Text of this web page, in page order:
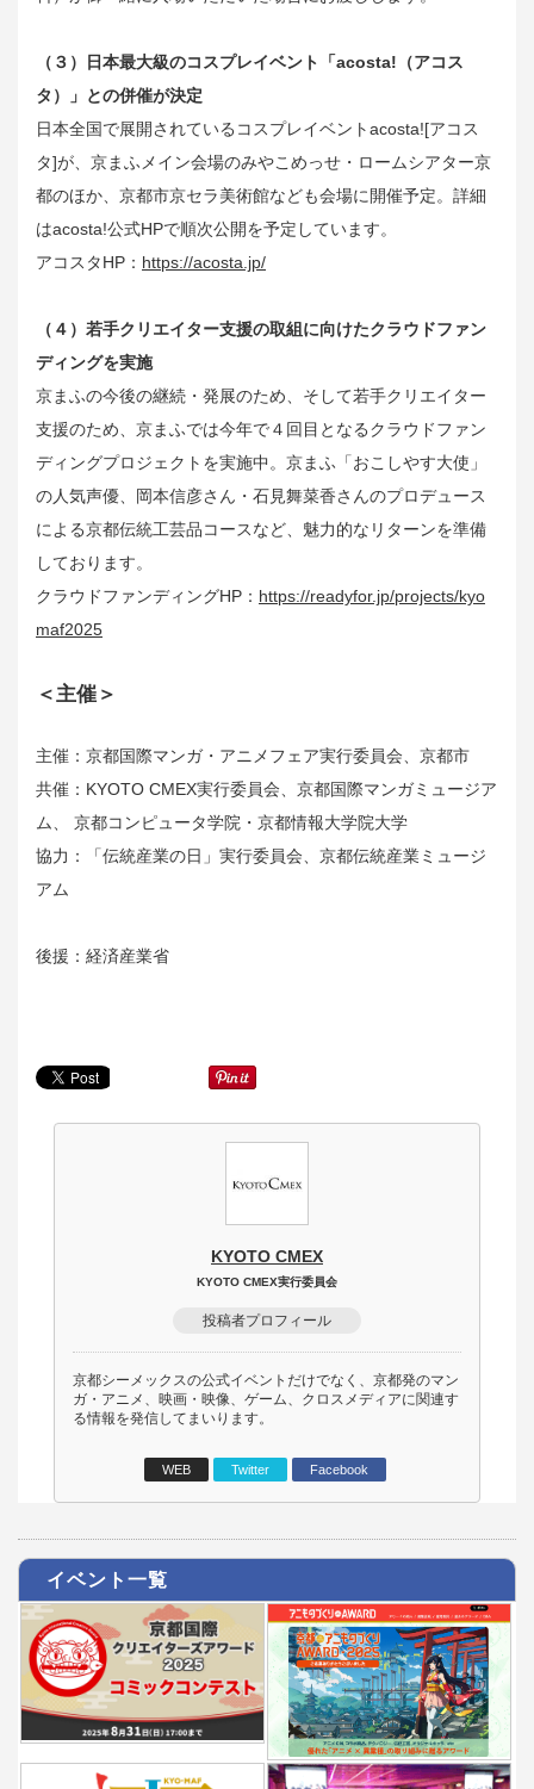
（３）日本最大級のコスプレイベント「acosta!（アコス
タ）」との併催が決定
日本全国で展開されているコスプレイベントacosta![アコス
タ]が、京まふメイン会場のみやこめっせ・ロームシアター京
都のほか、京都市京セラ美術館なども会場に開催予定。詳細
はacosta!公式HPで順次公開を予定しています。
アコスタHP： https://acosta.jp/
（４）若手クリエイター支援の取組に向けたクラウドファン
ディングを実施
京まふの今後の継続・発展のため、そして若手クリエイター
支援のため、京まふでは今年で４回目となるクラウドファン
ディングプロジェクトを実施中。京まふ「おこしやす大使」
の人気声優、岡本信彦さん・石見舞菜香さんのプロデュース
による京都伝統工芸品コースなど、魅力的なリターンを準備
しております。
クラウドファンディングHP： https://readyfor.jp/projects/kyo
maf2025
＜主催＞
主催：京都国際マンガ・アニメフェア実行委員会、京都市
共催：KYOTO CMEX実行委員会、京都国際マンガミュージア
ム、 京都コンピュータ学院・京都情報大学院大学
協力：「伝統産業の日」実行委員会、京都伝統産業ミュージ
アム
後援：経済産業省
KYOTO CMEX
KYOTO CMEX実行委員会
投稿者プロフィール
京都シーメックスの公式イベントだけでなく、京都発のマン
ガ・アニメ、映画・映像、ゲーム、クロスメディアに関連す
る情報を発信してまいります。
WEB Twitter Facebook
イベント一覧